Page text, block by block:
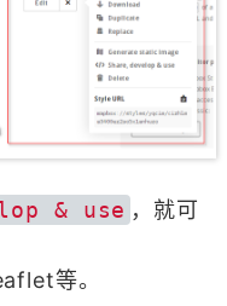
& use ，就可
等。